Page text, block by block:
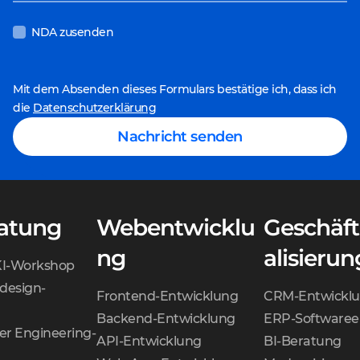
NDA zusenden
Mit dem Absenden dieses Formulars bestätige ich, dass ich
die Datenschutzerklärung
Nachricht senden
Workshop
Engineering-
Webentwicklu
ng
Frontend-Entwicklung
Backend-Entwicklung
API-Entwicklung
CRM-
ERP-
BI-Beratung